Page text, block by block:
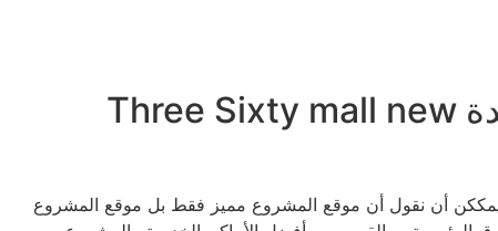
موقع مول 360 القاهرة الجديدة Three Sixty mall new
بعناية، فلا يمككن أن نقول أن موقع المشروع مميز فقط بل موقع المشروع